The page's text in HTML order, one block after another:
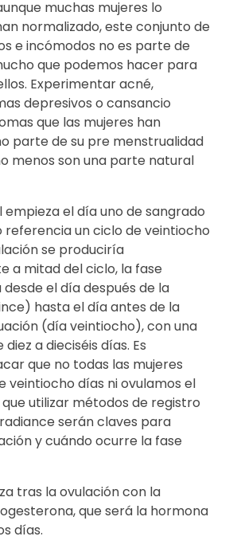
muchas mujeres lo
normalizado, este conjunto de
e incómodos no es parte de
que podemos hacer para
Experimentar acné,
depresivos o cansancio
que las mujeres han
parte de su pre menstrualidad
menos son una parte natural
empieza el día uno de sangrado
un ciclo de veintiocho
se produciría
a mitad del ciclo, la fase
el día después de la
hasta el día antes de la
(día veintiocho), con una
a dieciséis días. Es
que no todas las mujeres
veintiocho días ni ovulamos el
utilizar métodos de registro
serán claves para
y cuándo ocurre la fase
tras la ovulación con la
que será la hormona
días.